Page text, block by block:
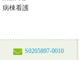
病棟看護
S0205897-0010